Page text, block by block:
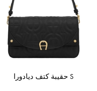
حقيبة كتف ديادورا S